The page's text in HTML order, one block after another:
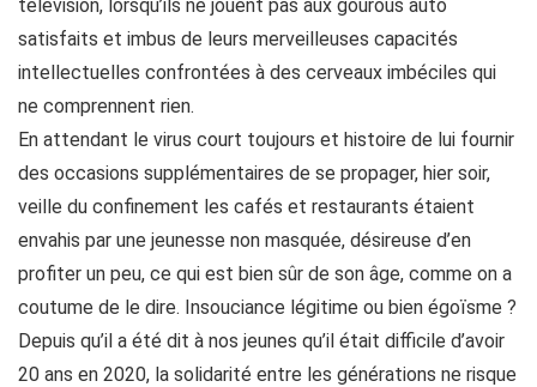
télévision, lorsqu’ils ne jouent pas aux gourous auto
satisfaits et imbus de leurs merveilleuses capacités
intellectuelles confrontées à des cerveaux imbéciles qui
ne comprennent rien.
En attendant le virus court toujours et histoire de lui fournir
des occasions supplémentaires de se propager, hier soir,
veille du confinement les cafés et restaurants étaient
envahis par une jeunesse non masquée, désireuse d’en
profiter un peu, ce qui est bien sûr de son âge, comme on a
coutume de le dire. Insouciance légitime ou bien égoïsme ?
Depuis qu’il a été dit à nos jeunes qu’il était difficile d’avoir
20 ans en 2020, la solidarité entre les générations ne risque